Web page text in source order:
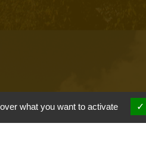
what you want to activate